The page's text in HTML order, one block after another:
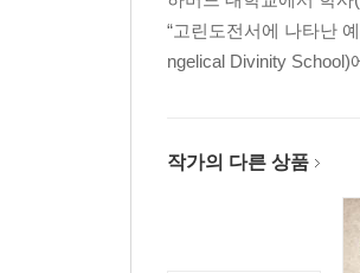
E. 이슬람 지하디즘(국제 테
F. 핵무기(Nuclear Weapons)
G. 미 중앙정보국(CIA) 281
J. 전투에 투입되는 여성들 309
“고린도전서에 나타난
ngelical Divinity
작가의 다른 상품